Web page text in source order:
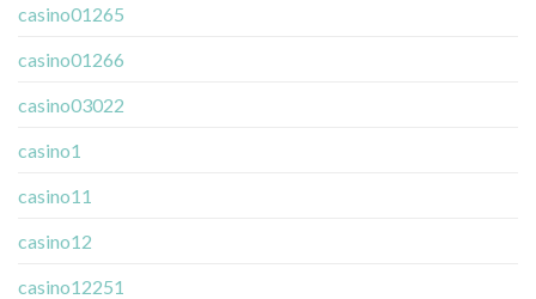
casino01265
casino01266
casino03022
casino1
casino11
casino12
casino12251